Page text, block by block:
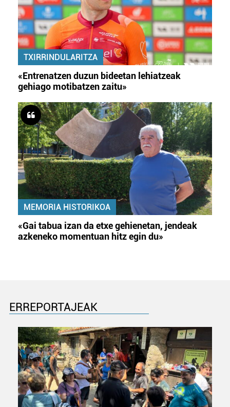
TXIRRINDULARITZA
«Entrenatzen duzun bideetan lehiatzeak
gehiago motibatzen zaitu»
MEMORIA HISTORIKOA
«Gai tabua izan da etxe gehienetan, jendeak
azkeneko momentuan hitz egin du»
ERREPORTAJEAK